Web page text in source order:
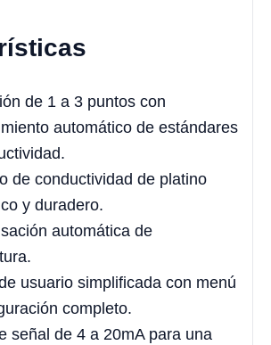
de 1 a 3 puntos con
automático de estándares
de conductividad de platino
y duradero.
automática de
usuario simplificada con menú
completo.
señal de 4 a 20mA para una